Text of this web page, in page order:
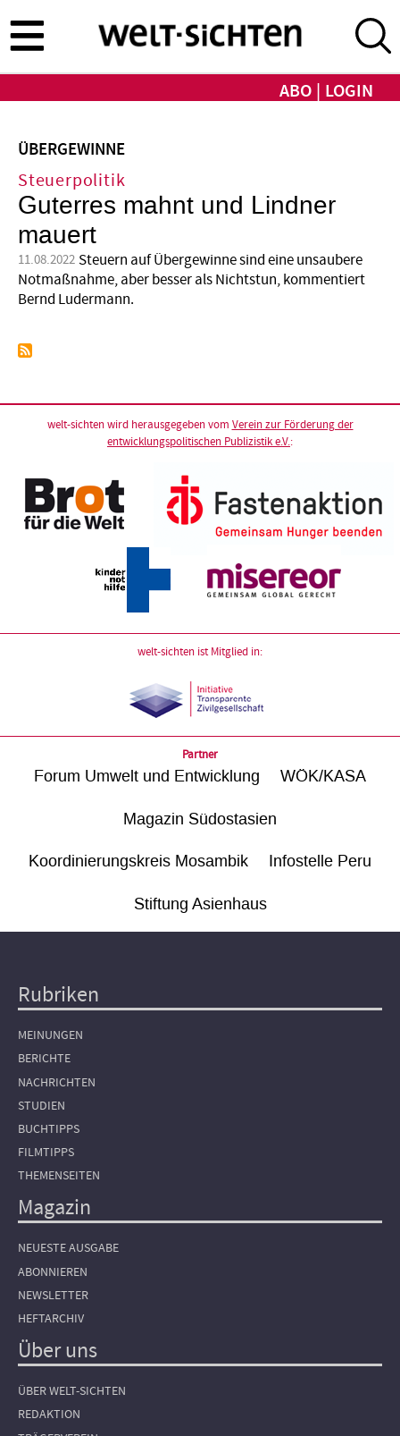
zum
Inhalt
ABO LOGIN
ÜBERGEWINNE
Steuerpolitik
Guterres mahnt und Lindner
mauert
11.08.2022 Steuern auf Übergewinne sind eine unsaubere
Notmaßnahme, aber besser als Nichtstun, kommentiert
Bernd Ludermann.
welt-sichten wird herausgegeben vom Verein zur Förderung der
entwicklungspolitischen Publizistik e.V.:
welt-sichten ist Mitglied in:
Partner
Forum Umwelt und Entwicklung WÖK/KASA
Magazin Südostasien
Koordinierungskreis Mosambik Infostelle Peru
Stiftung Asienhaus
Hauptnavigation
Rubriken
MEINUNGEN
BERICHTE
NACHRICHTEN
STUDIEN
BUCHTIPPS
FILMTIPPS
THEMENSEITEN
Magazin
NEUESTE AUSGABE
ABONNIEREN
NEWSLETTER
HEFTARCHIV
Über uns
ÜBER WELT-SICHTEN
REDAKTION